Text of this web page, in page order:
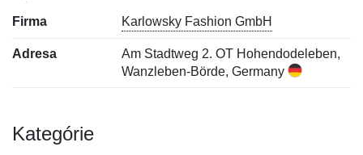
Firma Karlowsky Fashion GmbH
Adresa
Am Stadtweg 2. OT Hohendodeleben,
Wanzleben-Börde, Germany
Kategórie